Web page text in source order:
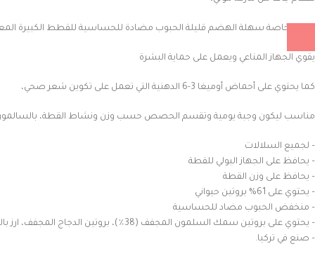
تركيبة خاصة سهلة الهضم قليلة الحبوب مضادة للحساسية للقطط الكبيرة
يقوي الجهاز المناعي ويعمل على حماية البشرة
كما يحتوي على أحماض أوميغا 3-6 الدهنية التي تعمل على تكوين شعر صحي،
مناسب ليكون وجبة يومية وتقسم الحصص حسب وزن ونشاط القطة،
– لجميع السلالات
– يحافظ على الجهاز البولي للقطة
– يحافظ على وزن القطة
– يحتوي على 61% بروتين حيواني
– منخفض الحبوب مضاد للحساسية
– يحتوي على بروتين سمك السلمون المجفف (38٪)، بروتين الدجاج المجفف، ارز بالدو 16%، ذرة 14%
– صنع في تركيا.